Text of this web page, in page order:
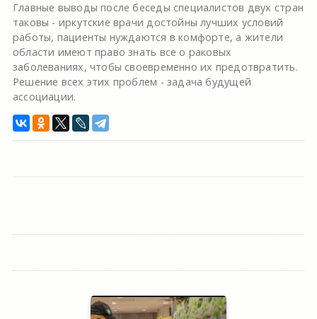
Главные выводы после беседы специалистов двух стран
таковы - иркутские врачи достойны лучших условий
работы, пациенты нуждаются в комфорте, а жители
области имеют право знать все о раковых
заболеваниях, чтобы своевременно их предотвратить.
Решение всех этих проблем - задача будущей
ассоциации.